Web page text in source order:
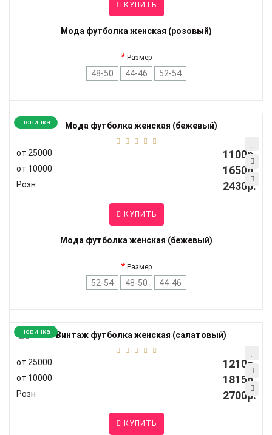
КУПИТЬ
Мода футболка женская (розовый)
Размер
48-50 44-46 52-54
новинка
от 25000 1100р.
от 10000 1650р.
Розн 2430р.
КУПИТЬ
Мода футболка женская (бежевый)
Размер
52-54 48-50 44-46
новинка
от 25000 1210р.
от 10000 1815р.
Розн 2700р.
КУПИТЬ